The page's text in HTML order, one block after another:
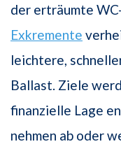
der erträumte
Exkremente
leichtere,
Ballast. Ziele
finanzielle Lage
nehmen ab oder